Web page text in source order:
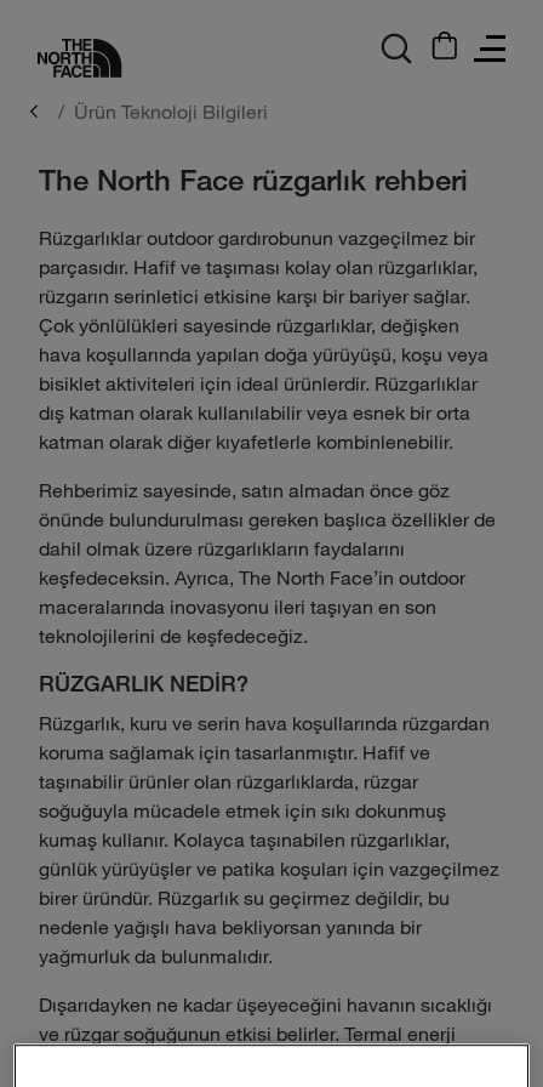
Ürün Teknoloji Bilgileri
The North Face rüzgarlık rehberi
Rüzgarlıklar outdoor gardırobunun vazgeçilmez bir
parçasıdır. Hafif ve taşıması kolay olan rüzgarlıklar,
rüzgarın serinletici etkisine karşı bir bariyer sağlar.
Çok yönlülükleri sayesinde rüzgarlıklar, değişken
hava koşullarında yapılan doğa yürüyüşü, koşu veya
bisiklet aktiviteleri için ideal ürünlerdir. Rüzgarlıklar
dış katman olarak kullanılabilir veya esnek bir orta
katman olarak diğer kıyafetlerle kombinlenebilir.
Rehberimiz sayesinde, satın almadan önce göz
önünde bulundurulması gereken başlıca özellikler de
dahil olmak üzere rüzgarlıkların faydalarını
keşfedeceksin. Ayrıca, The North Face'in outdoor
maceralarında inovasyonu ileri taşıyan en son
teknolojilerini de keşfedeceğiz.
RÜZGARLIK NEDİR?
Rüzgarlık, kuru ve serin hava koşullarında rüzgardan
koruma sağlamak için tasarlanmıştır. Hafif ve
taşınabilir ürünler olan rüzgarlıklarda, rüzgar
soğuğuyla mücadele etmek için sıkı dokunmuş
kumaş kullanır. Kolayca taşınabilen rüzgarlıklar,
günlük yürüyüşler ve patika koşuları için vazgeçilmez
birer üründür. Rüzgarlık su geçirmez değildir, bu
nedenle yağışlı hava bekliyorsan yanında bir
yağmurluk da bulunmalıdır.
Dışarıdayken ne kadar üşeyeceğini havanın sıcaklığı
ve rüzgar soğuğunun etkisi belirler. Termal enerji